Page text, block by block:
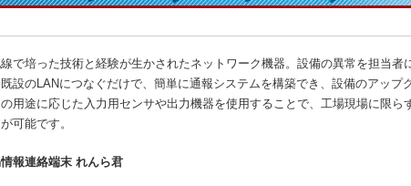
で培った技術と経験が生かされたネットワーク機器。設備の異常を担当者
設のLANにつなぐだけで、簡単に通報システムを構築でき、設備のアップ
用途に応じた入力用センサや出力機器を使用することで、工場現場に限ら
可能です。
報連絡端末 れんら君